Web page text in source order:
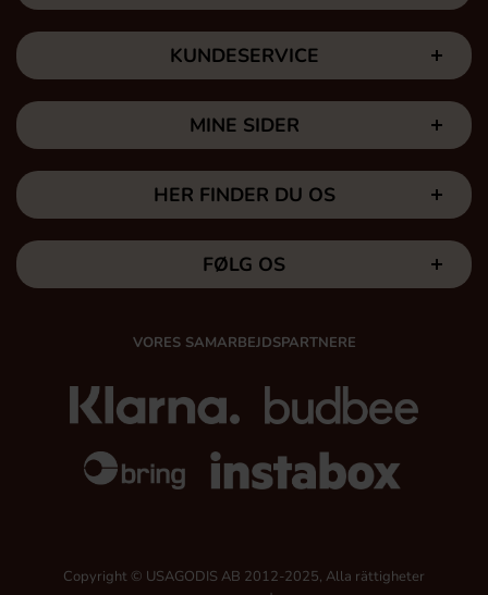
KUNDESERVICE
MINE SIDER
HER FINDER DU OS
FØLG OS
VORES SAMARBEJDSPARTNERE
Copyright © USAGODIS AB 2012-2025, Alla rättigheter